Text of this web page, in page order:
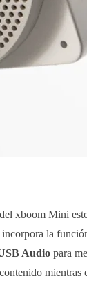
xboom Mini
incorpora la
Audio para
mientras